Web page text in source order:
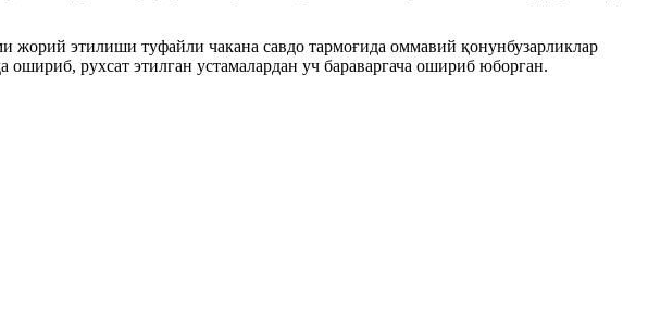
жорий этилиши туфайли чакана савдо тармоғида оммавий қонунбузарликлар
рухсат этилган устамалардан уч бараваргача ошириб юборган.